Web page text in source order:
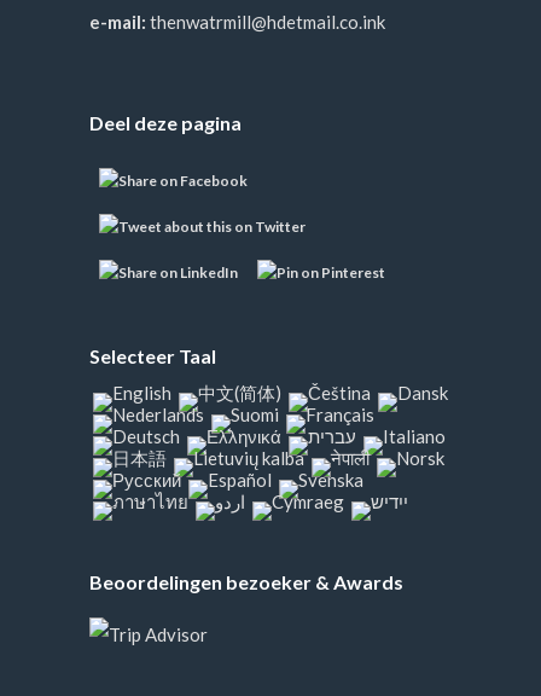
e-mail: thenwatrmill@hdetmail.co.ink
Deel deze pagina
Selecteer Taal
Beoordelingen bezoeker & Awards